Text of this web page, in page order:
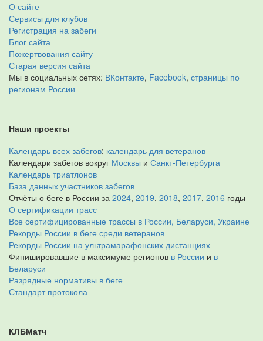
О сайте
Сервисы для клубов
Регистрация на забеги
Блог сайта
Пожертвования сайту
Старая версия сайта
Мы в социальных сетях: ВКонтакте, Facebook, страницы по
регионам России
Наши проекты
Календарь всех забегов; календарь для ветеранов
Календари забегов вокруг Москвы и Санкт-Петербурга
Календарь триатлонов
База данных участников забегов
Отчёты о беге в России за 2024, 2019, 2018, 2017, 2016 годы
О сертификации трасс
Все сертифицированные трассы в России, Беларуси, Украине
Рекорды России в беге среди ветеранов
Рекорды России на ультрамарафонских дистанциях
Финишировавшие в максимуме регионов в России и в
Беларуси
Разрядные нормативы в беге
Стандарт протокола
КЛБМатч